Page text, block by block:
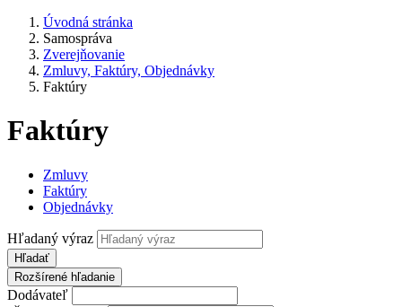
Úvodná stránka
Samospráva
Zverejňovanie
Zmluvy, Faktúry, Objednávky
Faktúry
Faktúry
Zmluvy
Faktúry
Objednávky
Hľadaný výraz
Hľadať
Rozšírené hľadanie
Dodávateľ